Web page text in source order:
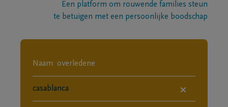
Een platform om rouwende families steun
te betuigen met een persoonlijke boodschap
×